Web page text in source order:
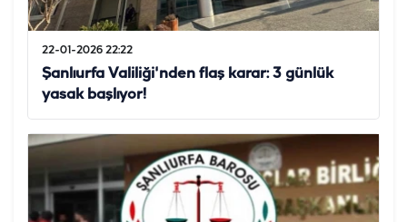
22-01-2026 22:22
Şanlıurfa Valiliği'nden flaş karar: 3 günlük
yasak başlıyor!